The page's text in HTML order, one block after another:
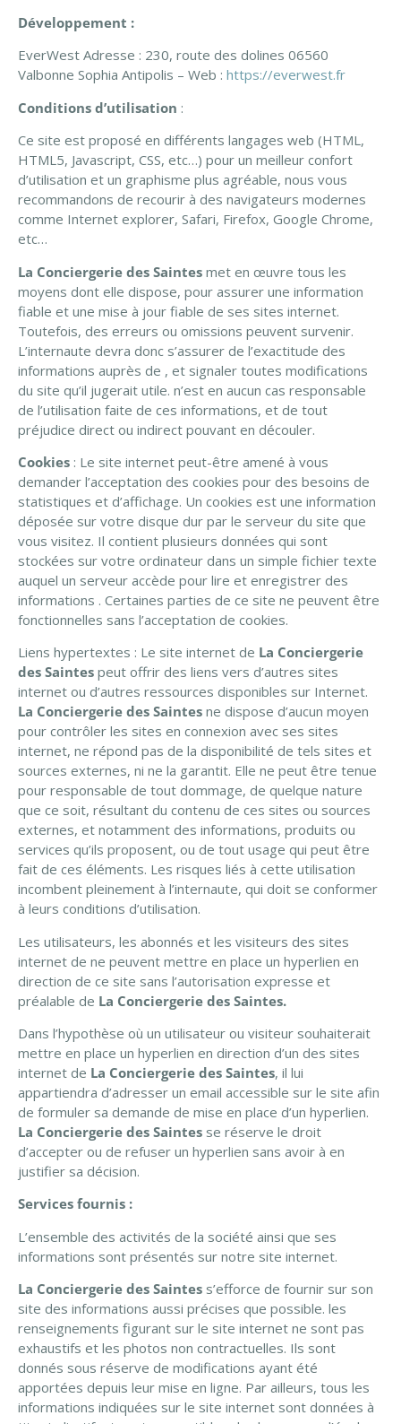
Développement :
EverWest Adresse : 230, route des dolines 06560
Valbonne Sophia Antipolis – Web : https://everwest.fr
Conditions d’utilisation :
Ce site est proposé en différents langages web (HTML,
HTML5, Javascript, CSS, etc…) pour un meilleur confort
d’utilisation et un graphisme plus agréable, nous vous
recommandons de recourir à des navigateurs modernes
comme Internet explorer, Safari, Firefox, Google Chrome,
etc…
La Conciergerie des Saintes met en œuvre tous les
moyens dont elle dispose, pour assurer une information
fiable et une mise à jour fiable de ses sites internet.
Toutefois, des erreurs ou omissions peuvent survenir.
L’internaute devra donc s’assurer de l’exactitude des
informations auprès de , et signaler toutes modifications
du site qu’il jugerait utile. n’est en aucun cas responsable
de l’utilisation faite de ces informations, et de tout
préjudice direct ou indirect pouvant en découler.
Cookies : Le site internet peut-être amené à vous
demander l’acceptation des cookies pour des besoins de
statistiques et d’affichage. Un cookies est une information
déposée sur votre disque dur par le serveur du site que
vous visitez. Il contient plusieurs données qui sont
stockées sur votre ordinateur dans un simple fichier texte
auquel un serveur accède pour lire et enregistrer des
informations . Certaines parties de ce site ne peuvent être
fonctionnelles sans l’acceptation de cookies.
Liens hypertextes : Le site internet de La Conciergerie
des Saintes peut offrir des liens vers d’autres sites
internet ou d’autres ressources disponibles sur Internet.
La Conciergerie des Saintes ne dispose d’aucun moyen
pour contrôler les sites en connexion avec ses sites
internet, ne répond pas de la disponibilité de tels sites et
sources externes, ni ne la garantit. Elle ne peut être tenue
pour responsable de tout dommage, de quelque nature
que ce soit, résultant du contenu de ces sites ou sources
externes, et notamment des informations, produits ou
services qu’ils proposent, ou de tout usage qui peut être
fait de ces éléments. Les risques liés à cette utilisation
incombent pleinement à l’internaute, qui doit se conformer
à leurs conditions d’utilisation.
Les utilisateurs, les abonnés et les visiteurs des sites
internet de ne peuvent mettre en place un hyperlien en
direction de ce site sans l’autorisation expresse et
préalable de La Conciergerie des Saintes.
Dans l’hypothèse où un utilisateur ou visiteur souhaiterait
mettre en place un hyperlien en direction d’un des sites
internet de La Conciergerie des Saintes, il lui
appartiendra d’adresser un email accessible sur le site afin
de formuler sa demande de mise en place d’un hyperlien.
La Conciergerie des Saintes se réserve le droit
d’accepter ou de refuser un hyperlien sans avoir à en
justifier sa décision.
Services fournis :
L’ensemble des activités de la société ainsi que ses
informations sont présentés sur notre site internet.
La Conciergerie des Saintes s’efforce de fournir sur son
site des informations aussi précises que possible. les
renseignements figurant sur le site internet ne sont pas
exhaustifs et les photos non contractuelles. Ils sont
donnés sous réserve de modifications ayant été
apportées depuis leur mise en ligne. Par ailleurs, tous les
informations indiquées sur le site internet sont données à